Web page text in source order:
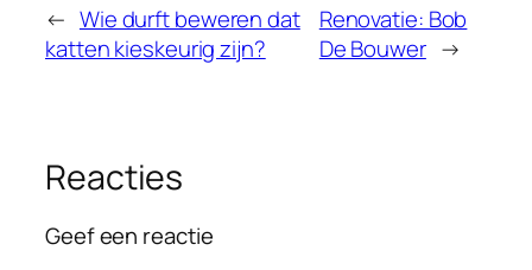
← Wie durft beweren dat
katten kieskeurig zijn?
Renovatie: Bob
De Bouwer →
Reacties
Geef een reactie